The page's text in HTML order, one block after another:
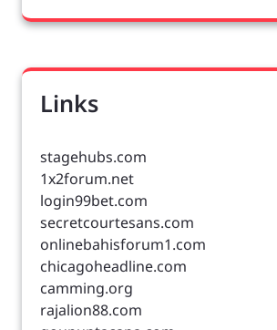
Links
stagehubs.com
1x2forum.net
login99bet.com
secretcourtesans.com
onlinebahisforum1.com
chicagoheadline.com
camming.org
rajalion88.com